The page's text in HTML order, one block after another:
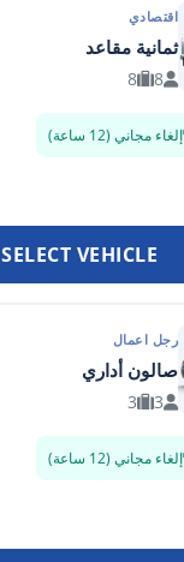
اقتصادي
ثمانية مقاعد
8
8
إلغاء مجاني (12 ساعة)
SELECT VEHICLE
رجل اعمال
صالون أداري
3
3
إلغاء مجاني (12 ساعة)